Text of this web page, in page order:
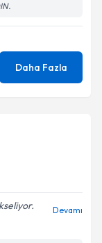
Daha Fazla
Devamı